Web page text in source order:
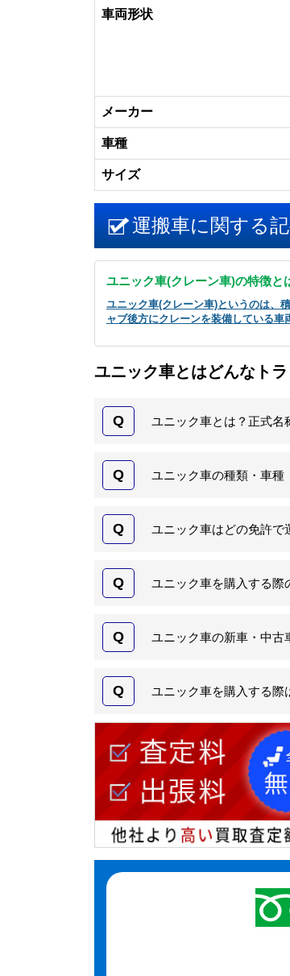
車両形状
メーカー
車種
サイズ
運搬車に関する
ユニック車(クレーン車)の特徴と
ユニック車(クレーン車)というのは、
ャブ後方にクレーンを装備している車
ユニック車とはどんなト
Q ユニック車とは？正式名
Q ユニック車の種類・車種
Q ユニック車はどの免許で
Q ユニック車を購入する際
Q ユニック車の新車・中古
Q ユニック車を購入する際